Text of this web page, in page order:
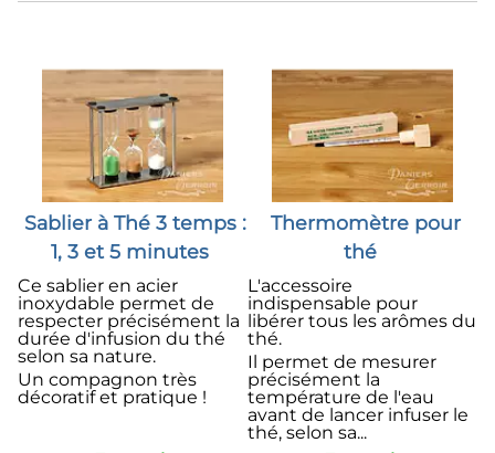
Sablier à Thé 3 temps :
1, 3 et 5 minutes
Ce sablier en acier
inoxydable permet de
respecter précisément la
durée d'infusion du thé
selon sa nature.
Un compagnon très
décoratif et pratique !
Thermomètre pour
thé
L'accessoire
indispensable pour
libérer tous les arômes du
thé.
Il permet de mesurer
précisément la
température de l'eau
avant de lancer infuser le
thé, selon sa...